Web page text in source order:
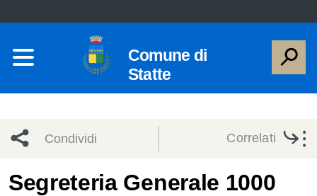
Comune di
Statte
Condividi
Condividi
Condividi
Correlati
Segreteria Generale 1000